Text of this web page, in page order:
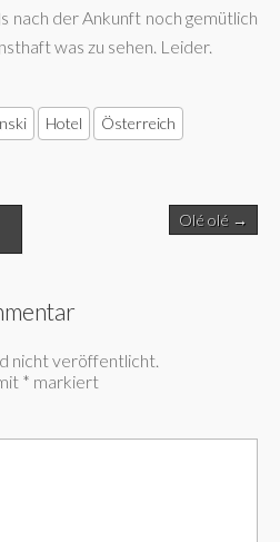
nach der Ankunft noch gemütlich
was zu sehen. Leider.
Hotel Österreich
Olé olé →
nicht veröffentlicht.
* markiert